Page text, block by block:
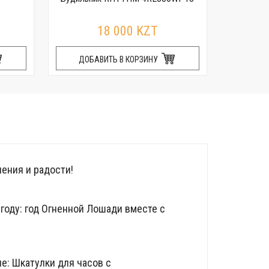
18 000 KZT
ДОБАВИТЬ В КОРЗИНУ
и радости!
год Огненной Лошади вместе с
Шкатулки для часов с